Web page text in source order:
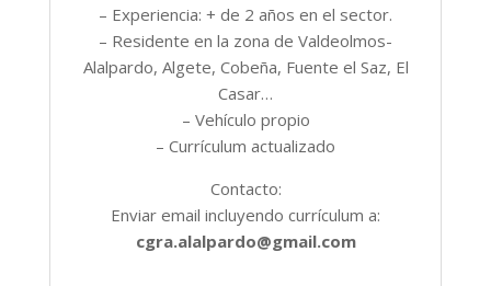
– Experiencia: + de 2 años en el sector.
– Residente en la zona de Valdeolmos-
Alalpardo, Algete, Cobeña, Fuente el Saz, El
Casar…
– Vehículo propio
– Currículum actualizado
Contacto:
Enviar email incluyendo currículum a:
cgra.alalpardo@gmail.com